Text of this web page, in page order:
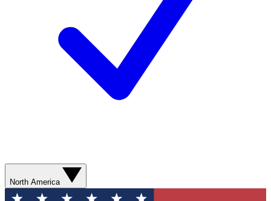
North America